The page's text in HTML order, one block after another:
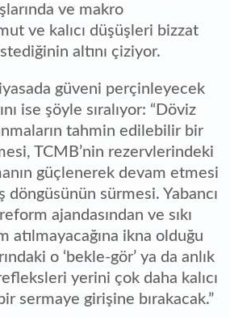
ve makro
ve kalıcı düşüşleri bizzat
altını çiziyor.
güveni perçinleyecek
ise şöyle sıralıyor: “Döviz
tahmin edilebilir bir
TCMB’nin rezervlerindeki
güçlenerek devam etmesi
döngüsünün sürmesi. Yabancı
ajandasından ve sıkı
atılmayacağına ikna olduğu
o ‘bekle-gör’ ya da anlık
yerini çok daha kalıcı
sermaye girişine bırakacak.”